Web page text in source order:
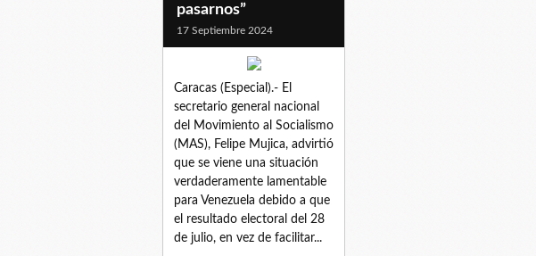
pasarnos”
17 Septiembre 2024
Caracas (Especial).- El
secretario general nacional
del Movimiento al Socialismo
(MAS), Felipe Mujica, advirtió
que se viene una situación
verdaderamente lamentable
para Venezuela debido a que
el resultado electoral del 28
de julio, en vez de facilitar...